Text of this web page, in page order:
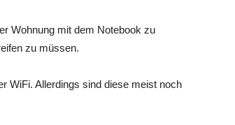
Wohnung mit dem Notebook zu
zu müssen.
WiFi. Allerdings sind diese meist noch